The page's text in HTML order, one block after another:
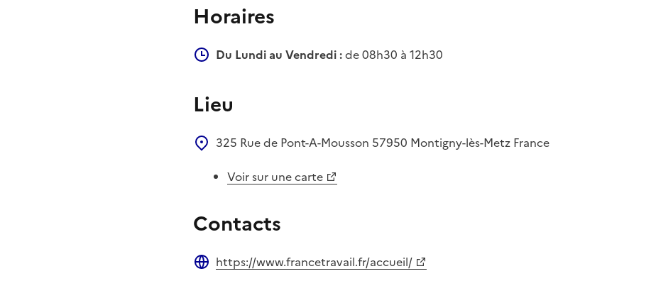
Horaires
Du Lundi au Vendredi :de 08h30 à 12h30
Lieu
325 Rue de Pont-A-Mousson 57950 Montigny-lès-Metz France
Voir sur une carte
Contacts
https://www.francetravail.fr/accueil/